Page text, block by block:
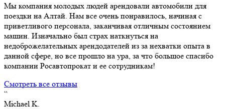
Мы компания молодых людей арендовали автомобили для
поездки на Алтай. Нам все очень понравилось, начиная с
приветливого персонала, заканчивая отличным состоянием
машин. Изначально был страх наткнуться на
недоброжелательных арендодателей из за нехватки опыта в
данной сфере, но все прошло на ура, за что большое спасибо
компании Росавтопрокат и ее сотрудникам!
Смотреть все отзывы
“
Michael K.